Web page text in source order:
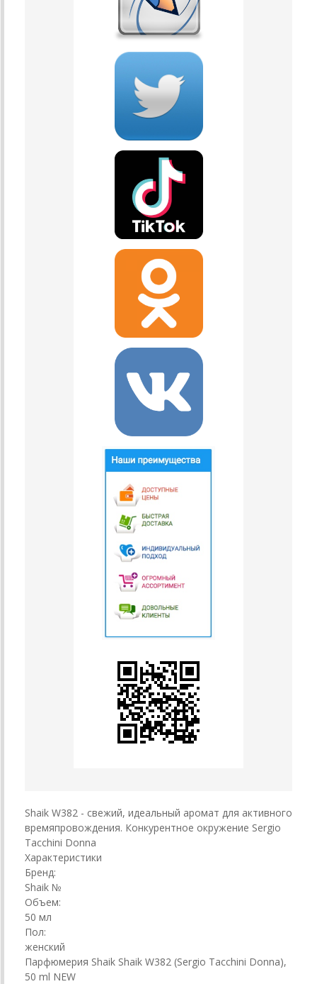
Shaik W382 - свежий, идеальный аромат для активного
времяпровождения. Конкурентное окружение Sergio
Tacchini Donna
Характеристики
Бренд:
Shaik №
Объем:
50 мл
Пол:
женский
Парфюмерия Shaik Shaik W382 (Sergio Tacchini Donna),
50 ml NEW